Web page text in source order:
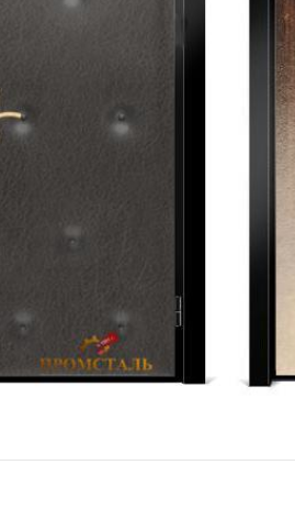
Click to enlarge